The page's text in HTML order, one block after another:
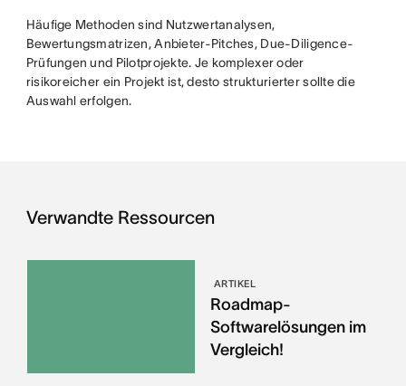
Häufige Methoden sind Nutzwertanalysen,
Bewertungsmatrizen, Anbieter-Pitches, Due-Diligence-
Prüfungen und Pilotprojekte. Je komplexer oder
risikoreicher ein Projekt ist, desto strukturierter sollte die
Auswahl erfolgen.
Verwandte Ressourcen
ARTIKEL
Roadmap-
Softwarelösungen im
Vergleich!